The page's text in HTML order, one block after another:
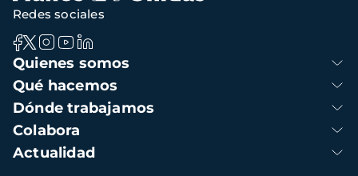
Navegación
principal
Quienes somos
Qué hacemos
Dónde trabajamos
Colabora
Actualidad
Redes sociales